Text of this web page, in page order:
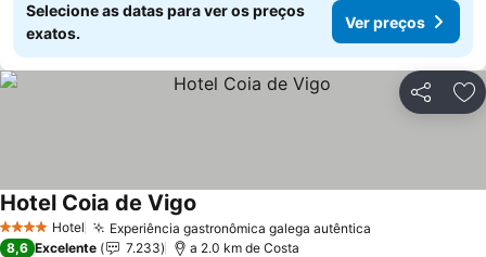
Selecione as datas para ver os preços
exatos.
Ver preços
Partilhar
4 EstrelasHotel Experiência gastronômica galega autêntica
Hotel Coia de Vigo
8,6 Excelente 7.233 a 2.0 km de Costa